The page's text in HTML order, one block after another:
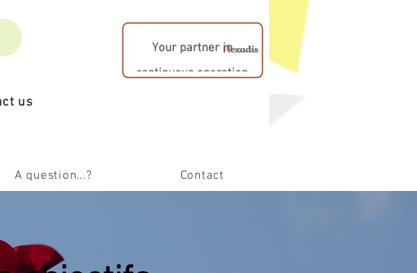
us
Your partner in
continuous operation
A question...? Contact